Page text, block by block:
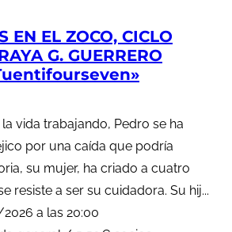
EN EL ZOCO, CICLO
G. GUERRERO
vida trabajando, Pedro se ha
por una caída que podría
su mujer, ha criado a cuatro
resiste a ser su cuidadora. Su hij...
a las 20:00